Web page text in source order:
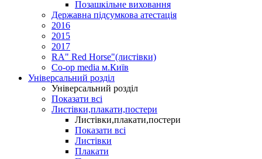
Позашкільне виховання
Державна підсумкова атестація
2016
2015
2017
RA" Red Horse"(листівки)
Co-op media м.Київ
Універсальний розділ
Універсальний розділ
Показати всі
Листівки,плакати,постери
Листівки,плакати,постери
Показати всі
Листівки
Плакати